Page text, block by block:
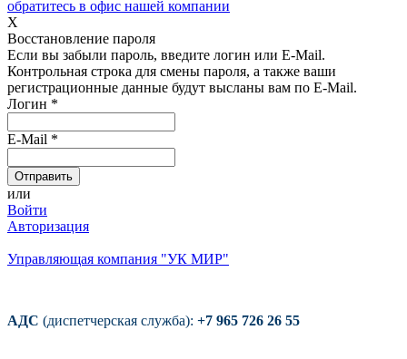
обратитесь в офис нашей компании
X
Восстановление пароля
Если вы забыли пароль, введите логин или E-Mail.
Контрольная строка для смены пароля, а также ваши
регистрационные данные будут высланы вам по E-Mail.
Логин *
E-Mail *
или
Войти
Авторизация
Управляющая компания "УК МИР"
АДС (диспетчерская служба): +7 965 726 26 55